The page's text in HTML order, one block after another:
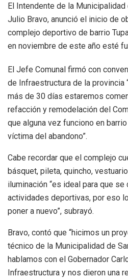
El Intendente de la Municipalidad
Julio Bravo, anunció el inicio de
complejo deportivo de barrio
en noviembre de este año esté
El Jefe Comunal firmó con
de Infraestructura de la provincia
más de 30 días estaremos
refacción y remodelación del
que alguna vez funciono en
víctima del abandono”.
Cabe recordar que el complejo
básquet, pileta, quincho,
iluminación “es ideal para que
actividades deportivas, por eso
poner a nuevo”, subrayó.
Bravo, contó que “hicimos un
técnico de la Municipalidad de
hablamos con el Gobernador
Infraestructura y nos dieron una